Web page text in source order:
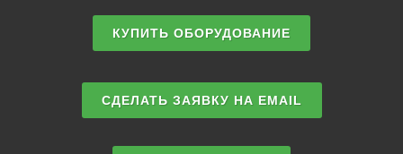
КУПИТЬ ОБОРУДОВАНИЕ
СДЕЛАТЬ ЗАЯВКУ НА EMAIL